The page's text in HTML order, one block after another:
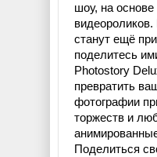
шоу, на
станут ещё
поделитесь
Photostory
превратить
фотографии
торжеств и
Поделиться